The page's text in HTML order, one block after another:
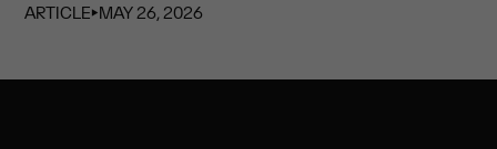
ARTICLE⏵MAY 26, 2026